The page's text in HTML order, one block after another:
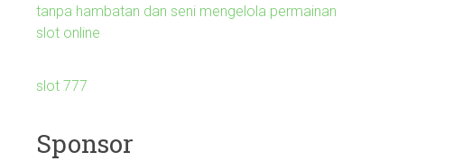
tanpa hambatan dan seni mengelola permainan
slot online
slot 777
Sponsor